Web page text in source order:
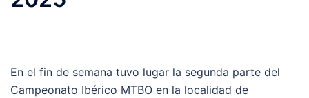
En el fin de semana tuvo lugar la segunda parte del
Campeonato Ibérico MTBO en la localidad de